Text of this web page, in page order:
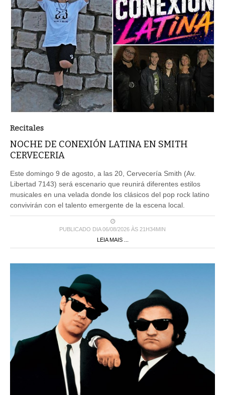
Recitales
NOCHE DE CONEXIÓN LATINA EN SMITH
CERVECERIA
Este domingo 9 de agosto, a las 20, Cervecería Smith (Av.
Libertad 7143) será escenario que reunirá diferentes estilos
musicales en una velada donde los clásicos del pop rock latino
convivirán con el talento emergente de la escena local.
PUBLICADO DIA 06/08/2026 ÀS 21H34MIN
LEIA MAIS ...